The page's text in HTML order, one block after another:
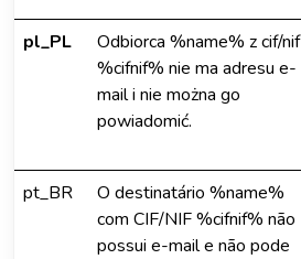
pl_PL
Odbiorca %name% z cif/nif
%cifnif% nie ma adresu e-
mail i nie można go
powiadomić.
pt_BR
O destinatário %name%
com CIF/NIF %cifnif% não
possui e-mail e não pode